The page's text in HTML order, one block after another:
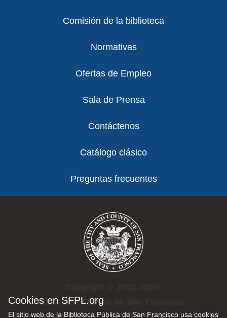
Cookies en SFPL.org
El sitio web de la Biblioteca Pública de San Francisco usa cookies
Comisión de la biblioteca
Normativas
Ofertas de Empleo
Sala de Prensa
Contáctenos
Catálogo clásico
Preguntas frecuentes
Biblioteca Pública de San Francisco.